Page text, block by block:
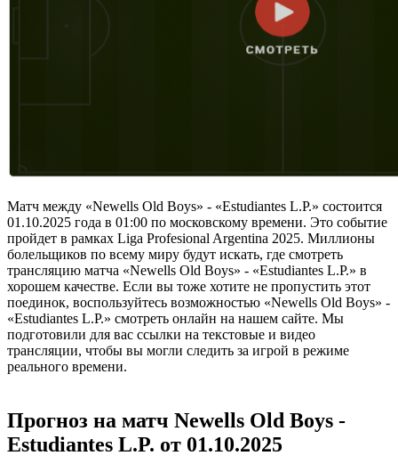
Матч между «Newells Old Boys» - «Estudiantes L.P.» состоится
01.10.2025 года в 01:00 по московскому времени. Это событие
пройдет в рамках Liga Profesional Argentina 2025. Миллионы
болельщиков по всему миру будут искать, где смотреть
трансляцию матча «Newells Old Boys» - «Estudiantes L.P.» в
хорошем качестве. Если вы тоже хотите не пропустить этот
поединок, воспользуйтесь возможностью «Newells Old Boys» -
«Estudiantes L.P.» смотреть онлайн на нашем сайте. Мы
подготовили для вас ссылки на текстовые и видео
трансляции, чтобы вы могли следить за игрой в режиме
реального времени.
Прогноз на матч Newells Old Boys -
Estudiantes L.P. от 01.10.2025